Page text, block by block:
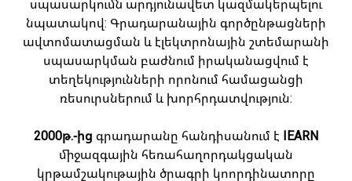
սպասարկումն արդյունավետ կազմակերպելու
նպատակով: Գրադարանային գործընթացների
ավտոմատացման և էլեկտրոնային շտեմարանի
սպասարկման բաժնում իրականացվում է
տեղեկությունների որոնում համացանցի
ռեսուրսներում և խորհրդատվություն:
2000թ.-ից գրադարանը հանդիսանում է IEARN
միջազգային հեռահաղորդակցական
կրթամշակութային ծրագրի կոորդինատորը